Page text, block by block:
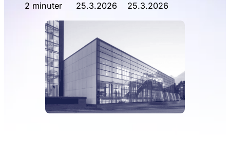
2 minuter 25.3.2026 25.3.2026